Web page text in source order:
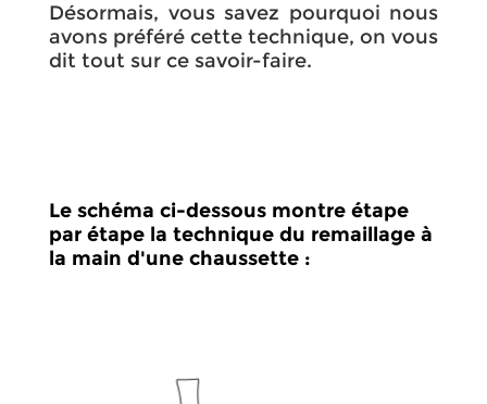
Désormais, vous savez pourquoi nous
avons préféré cette technique, on vous
dit tout sur ce savoir-faire.
Le schéma ci-dessous montre étape
par étape la technique du remaillage à
la main d'une chaussette :